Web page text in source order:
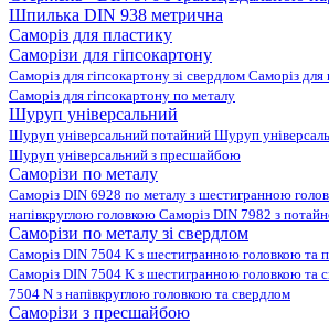
Шпилька DIN 938 метрична
Саморіз для пластику
Саморізи для гіпсокартону
Саморіз для гіпсокартону зі свердлом Саморіз для
Саморіз для гіпсокартону по металу
Шуруп універсальний
Шуруп універсальний потайний Шуруп
Шуруп універсальний з пресшайбою
Саморізи по металу
Саморіз DIN 6928 по металу з шестигранною
напівкруглою головкою Саморіз DIN 7982 з
Саморізи по металу зі свердлом
Саморіз DIN 7504 K з шестигранною головкою та
Саморіз DIN 7504 K з шестигранною головкою та
7504 N з напівкруглою головкою та свердлом
Саморізи з пресшайбою